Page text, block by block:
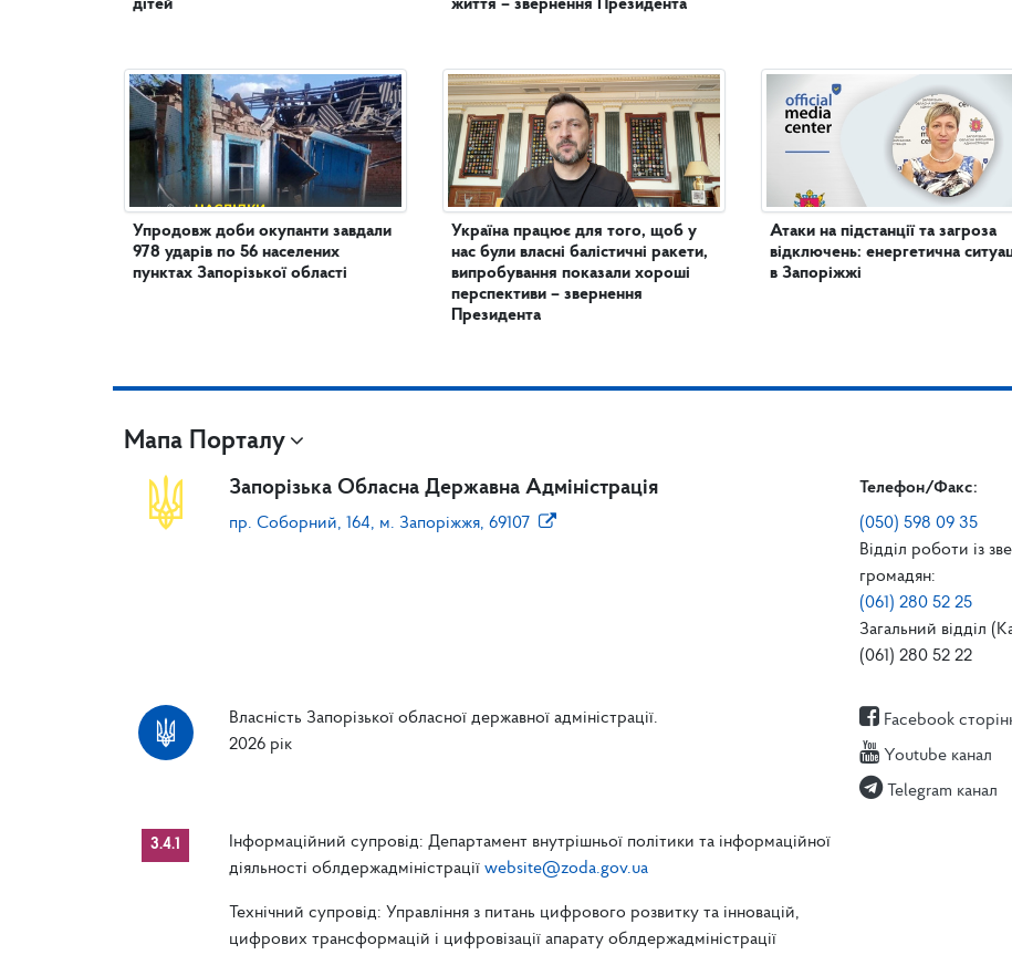
дітей
Упродовж доби окупанти завдали
978 ударів по 56 населених
пунктах Запорізької області
життя – звернення Президента
Україна працює для того, щоб у
нас були власні балістичні ракети,
випробування показали хороші
перспективи – звернення
Президента
Атаки на підстанції та загроза
відключень: енергетична
в Запоріжжі
Мапа Порталу
Запорізька Обласна Державна Адміністрація
пр. Соборний, 164, м. Запоріжжя, 69107
Телефон/Факс:
(050) 598 09 35
Відділ роботи із
громадян:
(061) 280 52 25
Загальний відділ
(061) 280 52 22
Власність Запорізької обласної державної адміністрації.
2026 рік
Facebook
Youtube канал
Telegram канал
3.4.1
Інформаційний супровід: Департамент внутрішньої політики та інформаційної
діяльності облдержадміністрації website@zoda.gov.ua
Технічний супровід: Управління з питань цифрового розвитку та інновацій,
цифрових трансформацій і цифровізації апарату облдержадміністрації